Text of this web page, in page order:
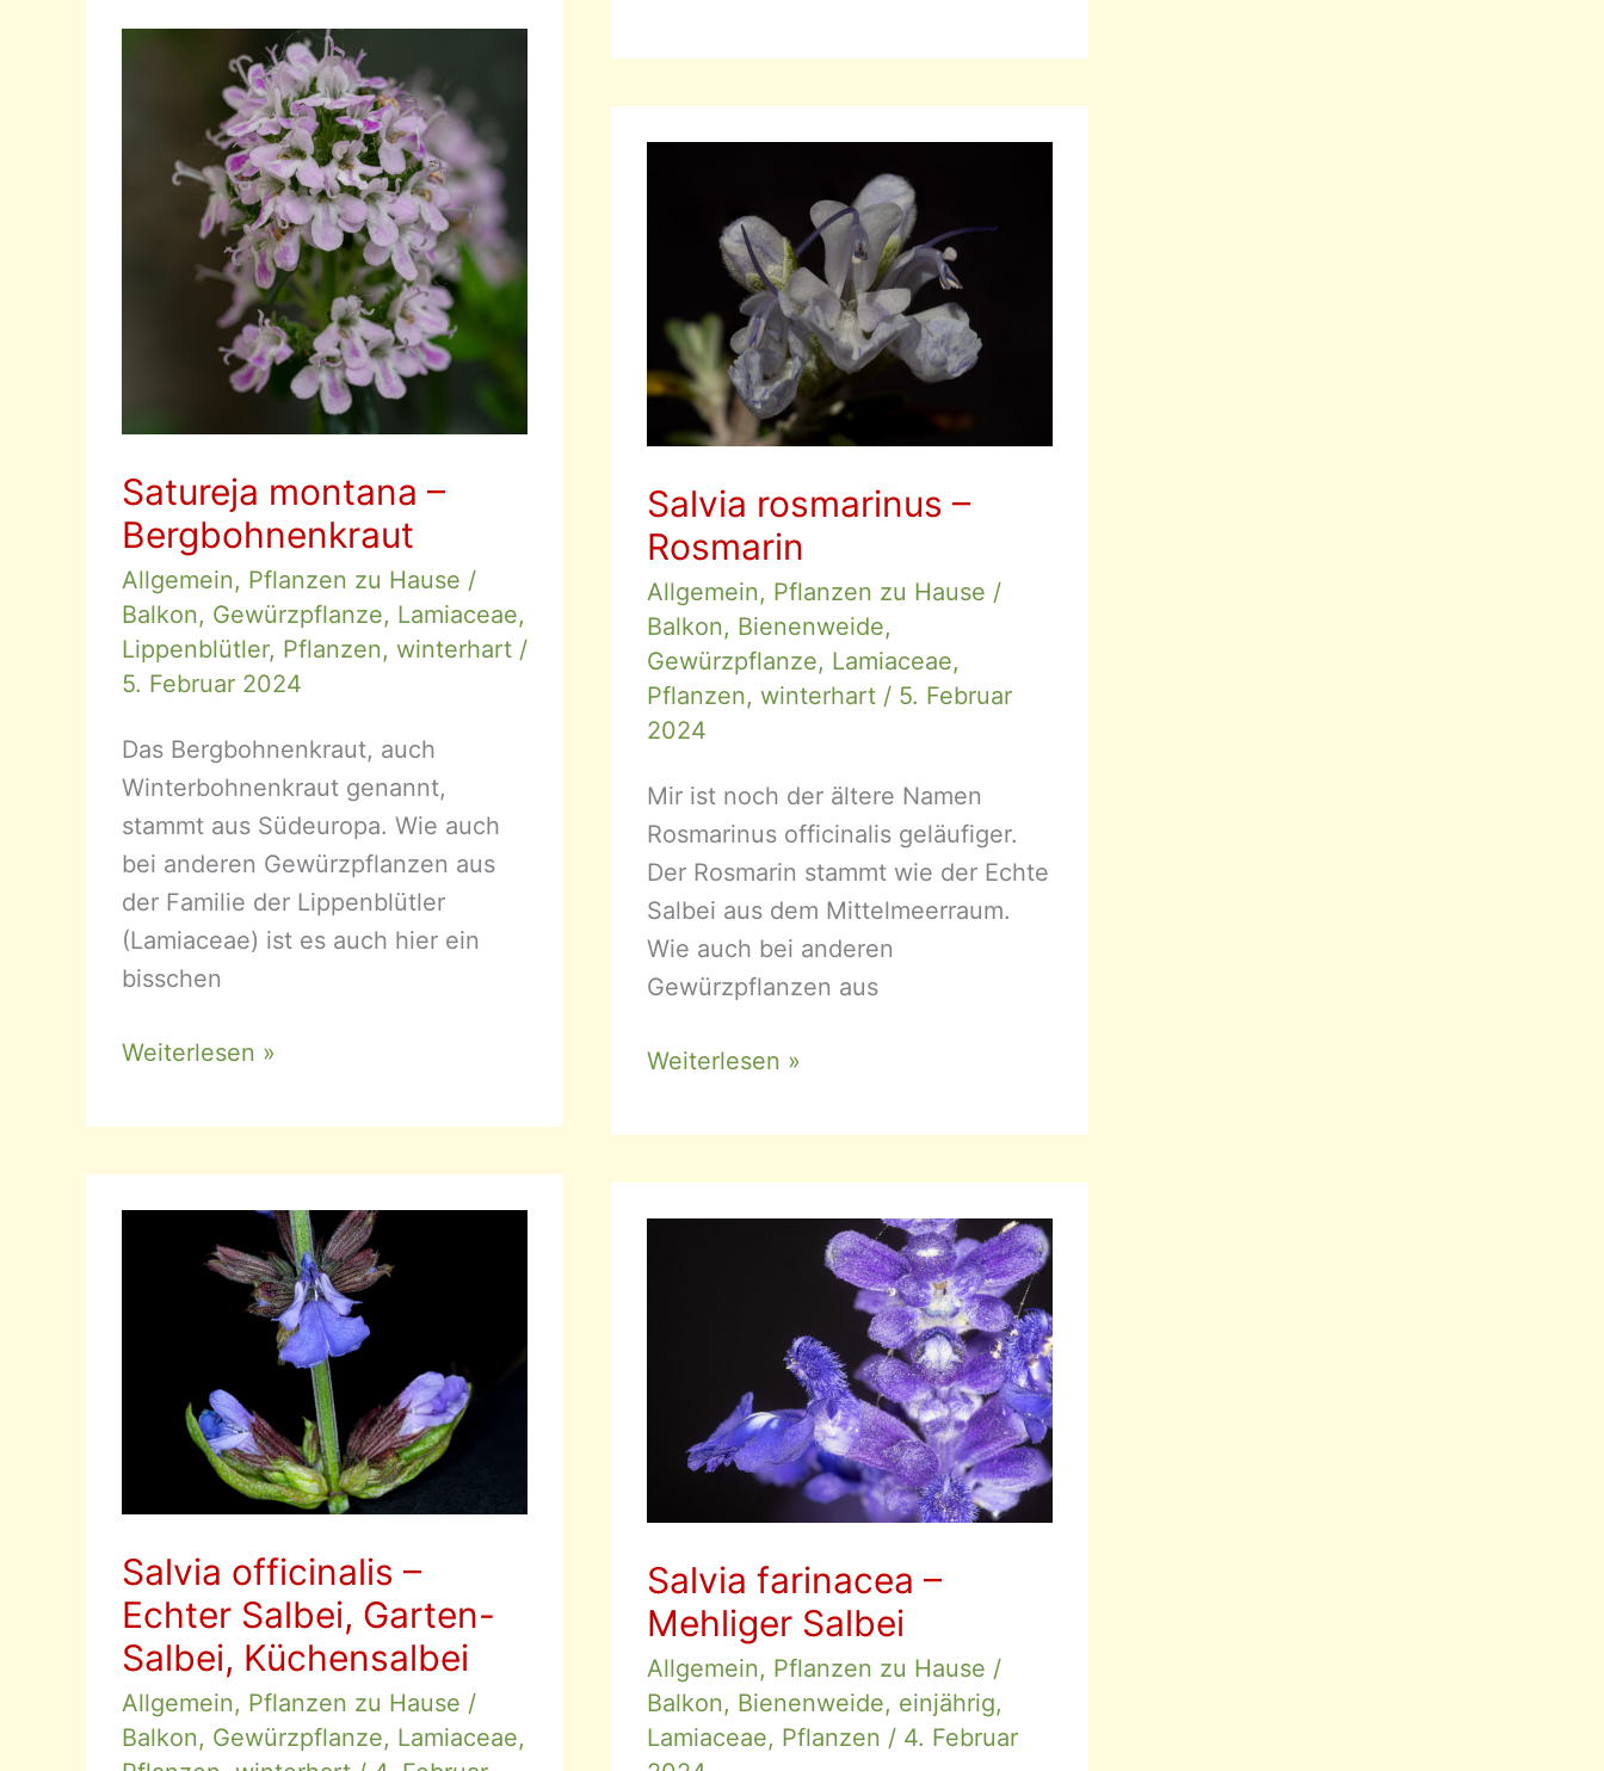
Riesenysop
–
Dost,
Satureja montana –
Bergbohnenkraut
Allgemein, Pflanzen zu Hause /
Balkon, Gewürzpflanze, Lamiaceae,
Lippenblütler, Pflanzen, winterhart /
5. Februar 2024
Das Bergbohnenkraut, auch
Winterbohnenkraut genannt,
stammt aus Südeuropa. Wie auch
bei anderen Gewürzpflanzen aus
der Familie der Lippenblütler
(Lamiaceae) ist es auch hier ein
bisschen
Satureja
–
Weiterlesen »
Salvia rosmarinus –
Rosmarin
Allgemein, Pflanzen zu Hause /
Balkon, Bienenweide,
Gewürzpflanze, Lamiaceae,
Pflanzen, winterhart / 5. Februar
2024
Mir ist noch der ältere Namen
Rosmarinus officinalis geläufiger.
Der Rosmarin stammt wie der Echte
Salbei aus dem Mittelmeerraum.
Wie auch bei anderen
Gewürzpflanzen aus
Salvia
–
Weiterlesen »
Salvia officinalis –
Echter Salbei, Garten-
Salbei, Küchensalbei
Allgemein, Pflanzen zu Hause /
Balkon, Gewürzpflanze, Lamiaceae,
Salvia farinacea –
Mehliger Salbei
Allgemein, Pflanzen zu Hause /
Balkon, Bienenweide, einjährig,
Lamiaceae, Pflanzen / 4. Februar